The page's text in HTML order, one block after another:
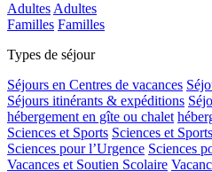
AdultesAdultes
Familles Familles
Types de séjour
Séjours en Centres de vacances
Séjours itinérants & expéditions
hébergement en gîte ou chalet
Sciences et Sports Sciences et Sports
Sciences pour l’Urgence Sciences
Vacances et Soutien Scolaire